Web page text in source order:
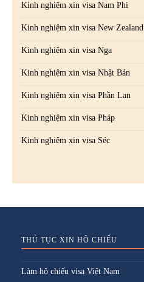
Kinh nghiệm xin visa Nam Phi
Kinh nghiệm xin visa New Zealand
Kinh nghiệm xin visa Nga
Kinh nghiệm xin visa Nhật Bản
Kinh nghiệm xin visa Phần Lan
Kinh nghiệm xin visa Pháp
Kinh nghiệm xin visa Séc
THỦ TỤC XIN HỘ CHIẾU
Làm hộ chiếu visa Việt Nam